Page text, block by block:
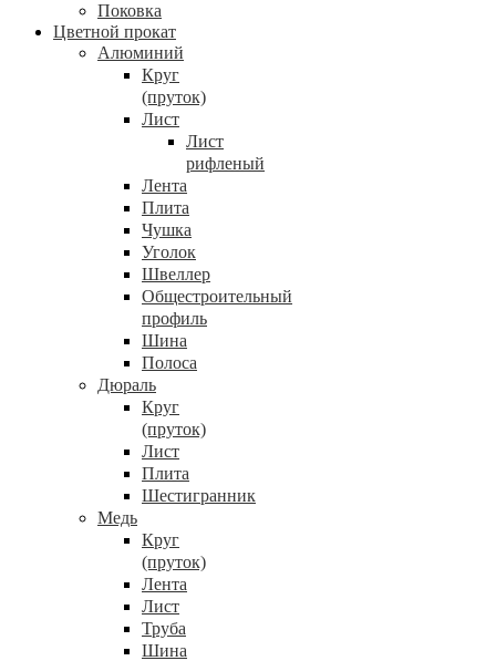
Поковка
Цветной прокат
Алюминий
Круг
(пруток)
Лист
Лист
рифленый
Лента
Плита
Чушка
Уголок
Швеллер
Общестроительный
профиль
Шина
Полоса
Дюраль
Круг
(пруток)
Лист
Плита
Шестигранник
Медь
Круг
(пруток)
Лента
Лист
Труба
Шина